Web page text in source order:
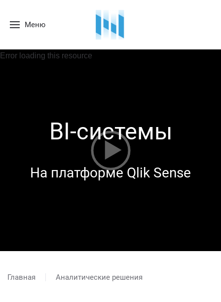
Меню
Error loading this resource
ВI-системы
На платформе Qlik Sense
Главная Аналитические решения